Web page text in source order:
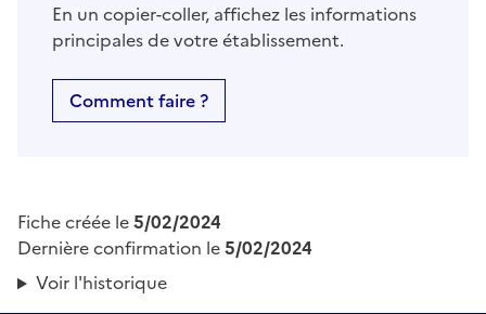
En un copier-coller, affichez les informations
principales de votre établissement.
Comment faire ?
Fiche créée le5/02/2024
Dernière confirmation le5/02/2024
Voir l'historique